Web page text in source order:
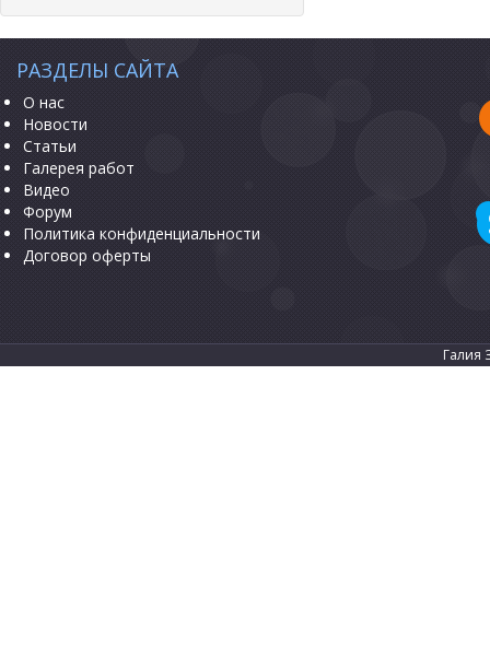
РАЗДЕЛЫ САЙТА
О нас
Новости
Статьи
Галерея работ
Видео
Форум
Политика конфиденциальности
Договор оферты
Галия